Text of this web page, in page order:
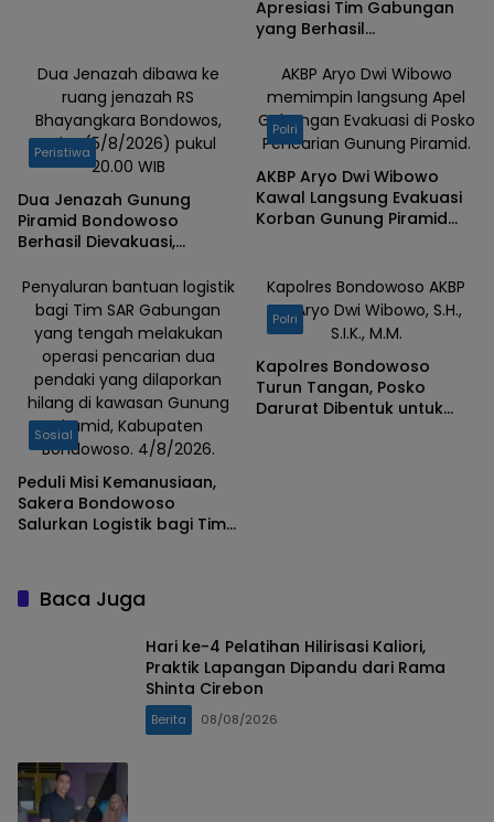
Apresiasi Tim Gabungan
yang Berhasil
Gunung Piramid
Dua Jenazah dibawa ke
ruang jenazah RS
Bhayangkara Bondowos,
Rabu (5/8/2026) pukul
20.00 WIB
Peristiwa
Dua Jenazah Gunung
Piramid Bondowoso
Berhasil Dievakuasi,
Tim Gabungan
AKBP Aryo Dwi Wibowo
memimpin langsung Apel
Gabungan Evakuasi di Posko
Pencarian Gunung Piramid.
Polri
AKBP Aryo Dwi Wibowo
Kawal Langsung Evakuasi
Korban Gunung Piramid
Penyaluran bantuan logistik
bagi Tim SAR Gabungan
yang tengah melakukan
operasi pencarian dua
pendaki yang dilaporkan
hilang di kawasan Gunung
Piramid, Kabupaten
Bondowoso. 4/8/2026.
Sosial
Peduli Misi Kemanusiaan,
Sakera Bondowoso
Salurkan Logistik bagi Tim
Kapolres Bondowoso AKBP
Dr. Aryo Dwi Wibowo, S.H.,
S.I.K., M.M.
Polri
Kapolres Bondowoso
Turun Tangan, Posko
Darurat Dibentuk untuk
Baca Juga
Hari ke-4 Pelatihan Hilirisasi Kaliori,
Praktik Lapangan Dipandu dari Rama
Shinta Cirebon
Berita 08/08/2026